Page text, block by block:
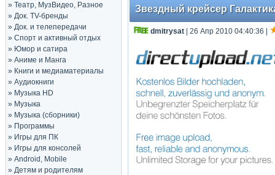
» Театр, МузВидео, Разное
» Док. TV-бренды
» Док. и телепередачи
» Спорт и активный отдых
» Юмор и сатира
» Аниме и Манга
» Книги и медиаматериалы
» Аудиокниги
» Музыка HD
» Музыка
» Музыка (сборники)
» Программы
» Игры для ПК
» Игры для консолей
» Android, Mobile
» Детям и родителям
Звездный крейсер
dmitrysat | 26 Апр 2010 04:40:36